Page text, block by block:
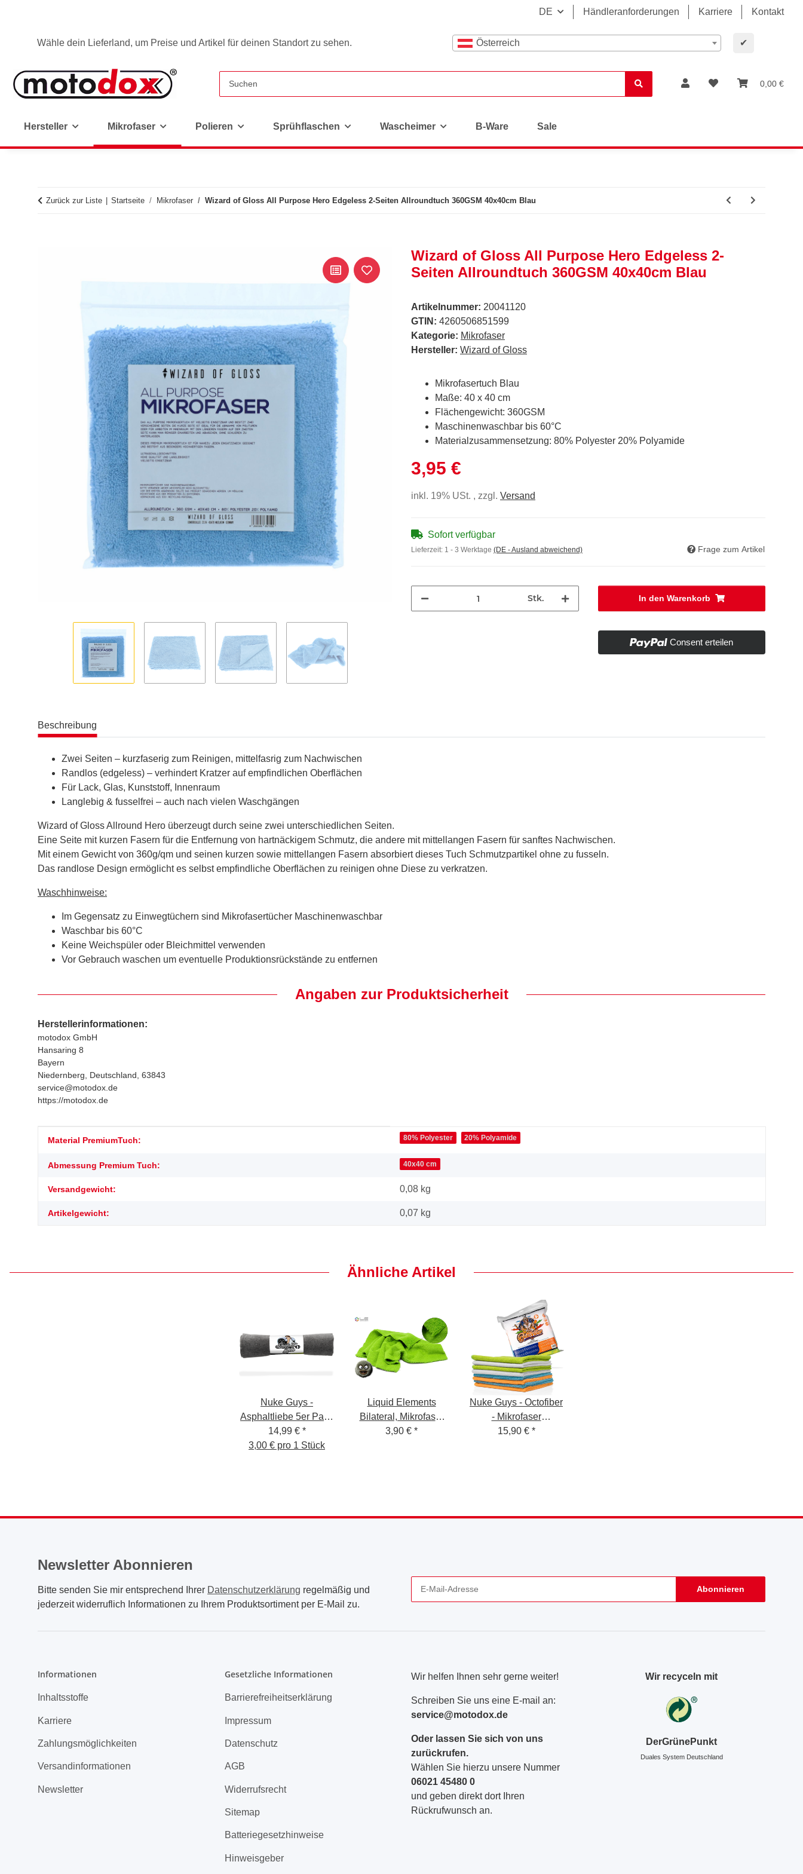
DE Händleranforderungen Karriere Kontakt
Wähle dein Lieferland, um Preise und Artikel für deinen Standort zu sehen. Österreich ✔
0,00 €
Hersteller Mikrofaser Polieren Sprühflaschen Wascheimer B-Ware Sale
Zurück zur Liste Startseite Mikrofaser Wizard of Gloss All Purpose Hero Edgeless 2-Seiten Allroundtuch 360GSM 40x40cm Blau
Wizard of Gloss All Purpose Hero Edgeless 2-
Seiten Allroundtuch 360GSM 40x40cm Blau
Artikelnummer: 20041120
GTIN: 4260506851599
Kategorie: Mikrofaser
Hersteller: Wizard of Gloss
Mikrofasertuch Blau
Maße: 40 x 40 cm
Flächengewicht: 360GSM
Maschinenwaschbar bis 60°C
Materialzusammensetzung: 80% Polyester 20% Polyamide
3,95 €
inkl. 19% USt. , zzgl. Versand
Sofort verfügbar
Lieferzeit: 1 - 3 Werktage (DE - Ausland abweichend) Frage zum Artikel
Stk. In den Warenkorb
Consent erteilen
Beschreibung
Zwei Seiten – kurzfaserig zum Reinigen, mittelfasrig zum Nachwischen
Randlos (edgeless) – verhindert Kratzer auf empfindlichen Oberflächen
Für Lack, Glas, Kunststoff, Innenraum
Langlebig & fusselfrei – auch nach vielen Waschgängen
Wizard of Gloss Allround Hero überzeugt durch seine zwei unterschiedlichen Seiten.
Eine Seite mit kurzen Fasern für die Entfernung von hartnäckigem Schmutz, die andere mit mittellangen Fasern für sanftes Nachwischen.
Mit einem Gewicht von 360g/qm und seinen kurzen sowie mittellangen Fasern absorbiert dieses Tuch Schmutzpartikel ohne zu fusseln.
Das randlose Design ermöglicht es selbst empfindliche Oberflächen zu reinigen ohne Diese zu verkratzen.
Waschhinweise:
Im Gegensatz zu Einwegtüchern sind Mikrofasertücher Maschinenwaschbar
Waschbar bis 60°C
Keine Weichspüler oder Bleichmittel verwenden
Vor Gebrauch waschen um eventuelle Produktionsrückstände zu entfernen
Angaben zur Produktsicherheit
Herstellerinformationen:
motodox GmbH
Hansaring 8
Bayern
Niedernberg, Deutschland, 63843
service@motodox.de
https://motodox.de
Produkteigenschaft
Wert
Material PremiumTuch: 80% Polyester 20% Polyamide
Abmessung Premium Tuch: 40x40 cm
Versandgewicht: 0,08 kg
Artikelgewicht: 0,07 kg
Ähnliche Artikel
Nuke Guys -
Asphaltliebe 5er Pack
Allzweck
Mikrofasertuch, grau,
14,99 € *
3,00 € pro 1 Stück
Liquid Elements
Bilateral, Mikrofaser
Innenraumtuch,
3,90 € *
Nuke Guys - Octofiber
- Mikrofaser
Allrounder - 320 GSM,
15,90 € *
Newsletter Abonnieren
Bitte senden Sie mir entsprechend Ihrer Datenschutzerklärung regelmäßig und
jederzeit widerruflich Informationen zu Ihrem Produktsortiment per E-Mail zu.
Abonnieren
Informationen
Inhaltsstoffe
Karriere
Zahlungsmöglichkeiten
Versandinformationen
Newsletter
Gesetzliche Informationen
Barrierefreiheitserklärung
Impressum
Datenschutz
AGB
Widerrufsrecht
Sitemap
Batteriegesetzhinweise
Hinweisgeber
Wir helfen Ihnen sehr gerne weiter!
Schreiben Sie uns eine E-mail an:
service@motodox.de
Oder lassen Sie sich von uns
zurückrufen.
Wählen Sie hierzu unsere Nummer
06021 45480 0
und geben direkt dort Ihren
Rückrufwunsch an.
Wir recyceln mit
DerGrünePunkt
Duales System Deutschland